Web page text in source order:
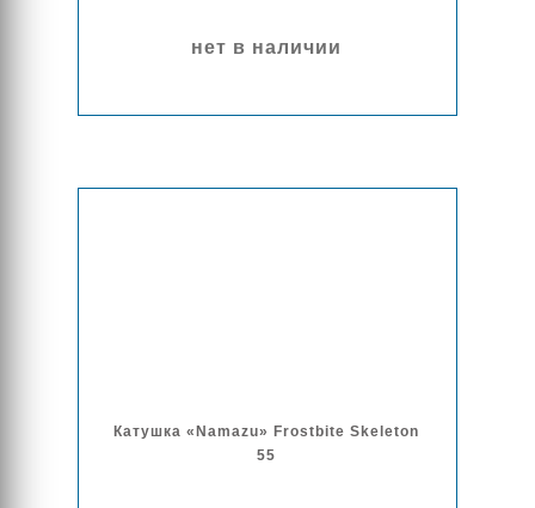
нет в наличии
Катушка «Namazu» Frostbite Skeleton
55